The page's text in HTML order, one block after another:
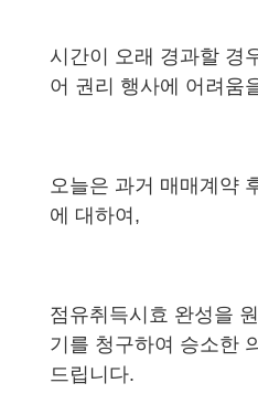
시간이 오래 경과할 경
어 권리 행사에 어려움
오늘은 과거 매매계약
에 대하여,
점유취득시효 완성을
기를 청구하여 승소한
드립니다.